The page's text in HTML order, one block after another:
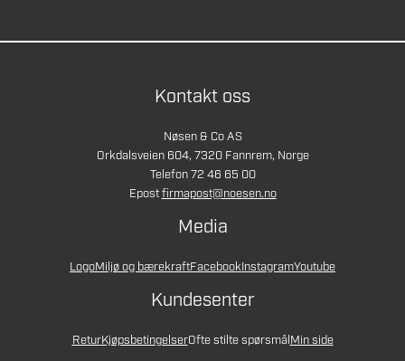
Kontakt oss
Nøsen & Co AS
Orkdalsveien 604, 7320 Fannrem, Norge
Telefon 72 46 65 00
Epostfirmapost@noesen.no
Media
LogoMiljø og bærekraftFacebookInstagramYoutube
Kundesenter
ReturKjøpsbetingelserOfte stilte spørsmålMin side